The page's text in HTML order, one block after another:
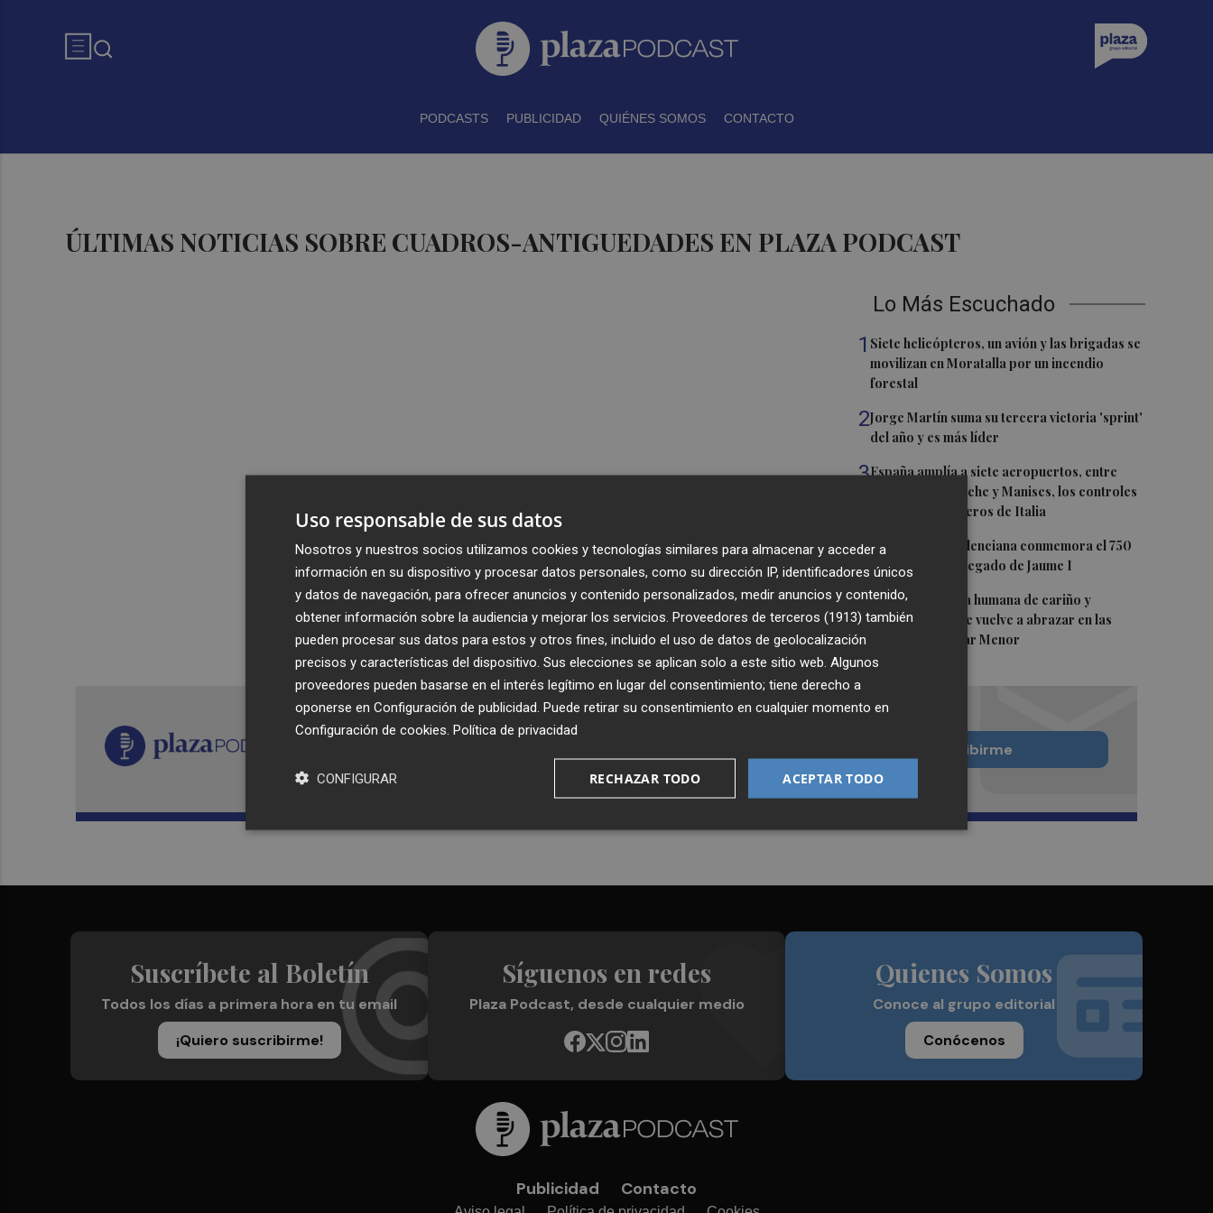
PODCASTS PUBLICIDAD QUIÉNES SOMOS CONTACTO
ÚLTIMAS NOTICIAS SOBRE CUADROS-ANTIGUEDADES EN PLAZA PODCAST
Lo Más Escuchado
1 Siete helicópteros, un avión y las brigadas se
movilizan en Moratalla por un incendio
forestal
2Jorge Martín suma su tercera victoria 'sprint'
del año y es más líder
3España amplía a siete aeropuertos, entre
ellos Alicante-Elche y Manises, los controles
aleatorios a viajeros de Italia
4La Biblioteca Valenciana conmemora el 750
aniversario del legado de Jaume I
5Una gran cadena humana de cariño y
reivindicación se vuelve a abrazar en las
playas por el Mar Menor
Recibe toda la actualidad de
Plaza Podcast en tu correo
Quiero suscribirme
Suscríbete al Boletín
Todos los días a primera hora en tu email
¡Quiero suscribirme!
Síguenos en redes
Plaza Podcast, desde cualquier medio
Quienes Somos
Conoce al grupo editorial
Conócenos
Publicidad Contacto
Uso responsable de sus datos
Nosotros y nuestros socios utilizamos cookies y tecnologías similares para almacenar y acceder a
información en su dispositivo y procesar datos personales, como su dirección IP, identificadores únicos
y datos de navegación, para ofrecer anuncios y contenido personalizados, medir anuncios y contenido,
obtener información sobre la audiencia y mejorar los servicios. Proveedores de terceros (1913) también
pueden procesar sus datos para estos y otros fines, incluido el uso de datos de geolocalización
precisos y características del dispositivo. Sus elecciones se aplican solo a este sitio web. Algunos
proveedores pueden basarse en el interés legítimo en lugar del consentimiento; tiene derecho a
oponerse en Configuración de publicidad . Puede retirar su consentimiento en cualquier momento en
Configuración de cookies Política de privacidad
ACEPTAR TODO
RECHAZAR TODO
CONFIGURAR